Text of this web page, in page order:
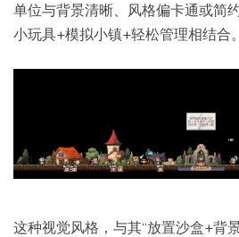
单位与背景清晰、风格偏卡通或简
小玩具+模拟小镇+轻松管理相结合。
这种视觉风格，与其“放置沙盒+背